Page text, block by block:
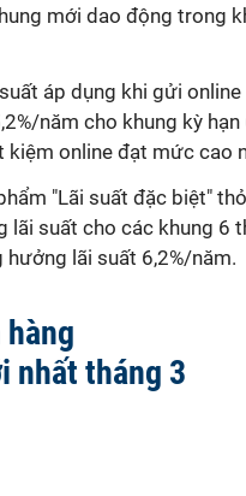
mới dao động trong
áp dụng khi gửi
năm cho khung kỳ
online đạt mức cao
"Lãi suất đặc biệt"
suất cho các khung 6
lãi suất 6,2%/năm.
nhất tháng 3